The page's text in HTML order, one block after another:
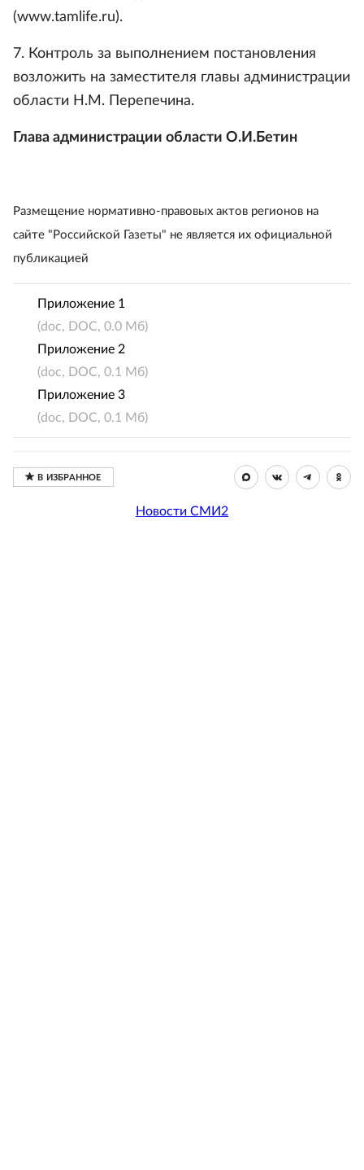
(www.tamlife.ru).
7. Контроль за выполнением постановления
возложить на заместителя главы администрации
области Н.М. Перепечина.
Глава администрации области О.И.Бетин
Размещение нормативно-правовых актов регионов на
сайте "Российской Газеты" не является их официальной
публикацией
Приложение 1
(doc, DOC, 0.0 Мб)
Приложение 2
(doc, DOC, 0.1 Мб)
Приложение 3
(doc, DOC, 0.1 Мб)
Новости СМИ2